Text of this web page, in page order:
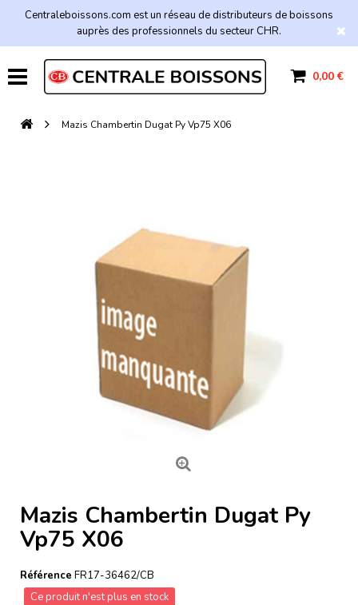
Centraleboissons.com est un réseau de distributeurs de boissons
auprès des professionnels du secteur CHR.
0,00 €
Mazis Chambertin Dugat Py Vp75 X06
Mazis Chambertin Dugat Py
Vp75 X06
Référence FR17-36462/CB
Ce produit n'est plus en stock